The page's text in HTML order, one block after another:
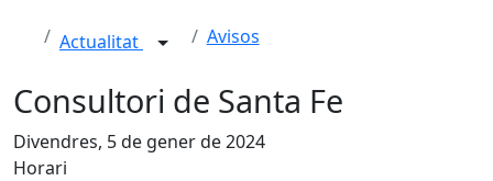
Actualitat Avisos
Consultori de Santa Fe
Divendres, 5 de gener de 2024
Horari